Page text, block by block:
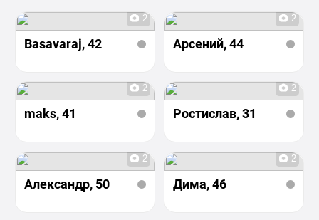
2
Basavaraj, 42
2
Арсений, 44
2
maks, 41
2
Ростислав, 31
2
Александр, 50
2
Дима, 46